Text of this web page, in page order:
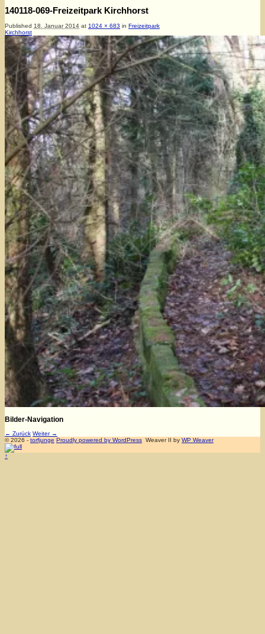
140118-069-Freizeitpark Kirchhorst
Published 18. Januar 2014 at 1024 × 683 in Freizeitpark
Kirchhorst
Bilder-Navigation
← Zurück Weiter →
© 2026 - torfjunge Proudly powered by WordPress Weaver II by WP Weaver
↑